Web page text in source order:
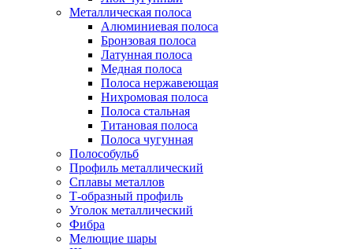
Металлическая полоса
Алюминиевая полоса
Бронзовая полоса
Латунная полоса
Медная полоса
Полоса нержавеющая
Нихромовая полоса
Полоса стальная
Титановая полоса
Полоса чугунная
Полособульб
Профиль металлический
Сплавы металлов
Т-образный профиль
Уголок металлический
Фибра
Мелющие шары